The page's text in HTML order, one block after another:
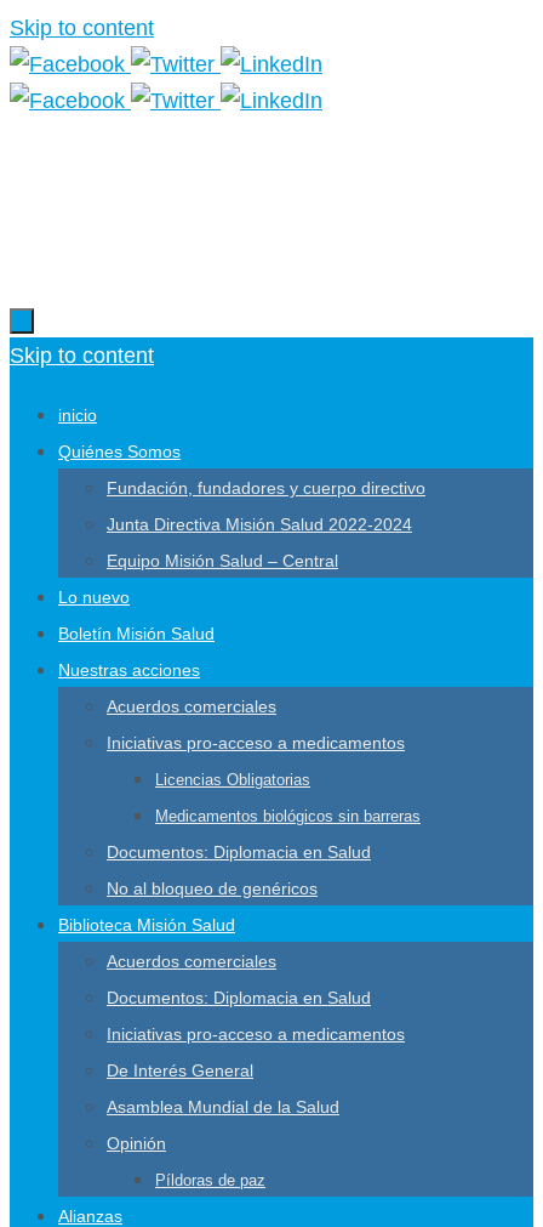
Skip to content
Skip to content
inicio
Quiénes Somos
Fundación, fundadores y cuerpo directivo
Junta Directiva Misión Salud 2022-2024
Equipo Misión Salud – Central
Lo nuevo
Boletín Misión Salud
Nuestras acciones
Acuerdos comerciales
Iniciativas pro-acceso a medicamentos
Licencias Obligatorias
Medicamentos biológicos sin barreras
Documentos: Diplomacia en Salud
No al bloqueo de genéricos
Biblioteca Misión Salud
Acuerdos comerciales
Documentos: Diplomacia en Salud
Iniciativas pro-acceso a medicamentos
De Interés General
Asamblea Mundial de la Salud
Opinión
Píldoras de paz
Alianzas
Más información.